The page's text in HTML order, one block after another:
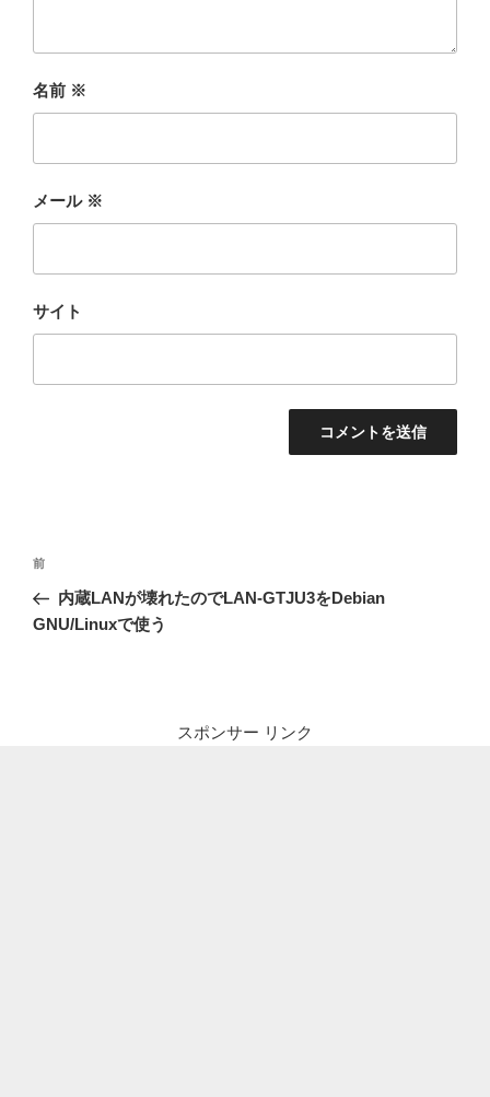
名前 ※
メール ※
サイト
投
ナ
前
の
投
前
内蔵LANが壊れたのでLAN-GTJU3をDebian
GNU/Linuxで使う
スポンサー リンク